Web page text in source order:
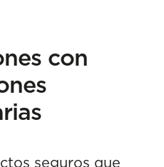
con
seguros que